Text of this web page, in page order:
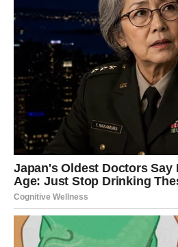
Vodolija je znak ideja. Vi
nekonvencionalno. U poslednje
osećaj da vaša vizija nije
Zvezde sada pomeraju situaciju.
Moguće je:
nova poslovna saradnja
projekat koji donosi veću zaradu
ponuda iz inostranstva ili rada na